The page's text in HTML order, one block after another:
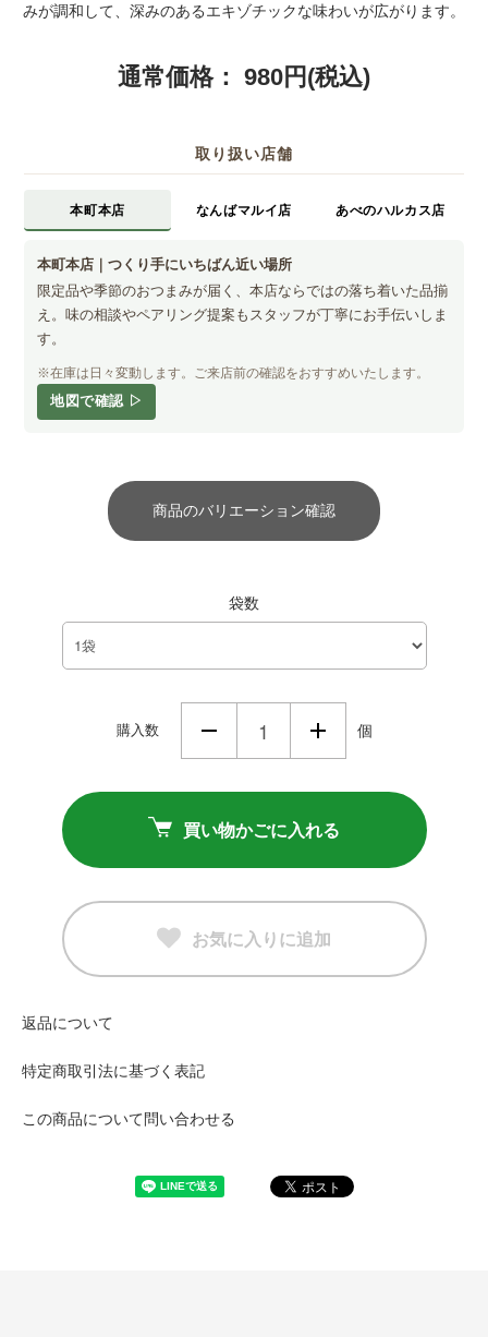
みが調和して、深みのあるエキゾチックな味わいが広がります。
通常価格： 980円(税込)
取り扱い店舗
本町本店 なんばマルイ店 あべのハルカス店
本町本店｜つくり手にいちばん近い場所
限定品や季節のおつまみが届く、本店ならではの落ち着いた品揃
え。味の相談やペアリング提案もスタッフが丁寧にお手伝いしま
す。
※在庫は日々変動します。ご来店前の確認をおすすめいたします。
地図で確認 ▷
商品のバリエーション確認
袋数
購入数 個
買い物かごに入れる
お気に入りに追加
返品について
特定商取引法に基づく表記
この商品について問い合わせる